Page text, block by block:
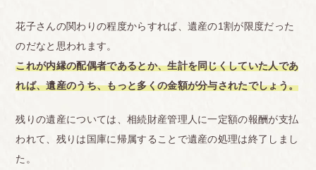
花子さんの関わりの程度からすれば、遺産の1割が限度だった
のだなと思われます。
これが内縁の配偶者であるとか、生計を同じくしていた人であ
れば、遺産のうち、もっと多くの金額が分与されたでしょう。
残りの遺産については、相続財産管理人に一定額の報酬が支払
われて、残りは国庫に帰属することで遺産の処理は終了しまし
た。